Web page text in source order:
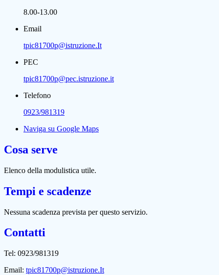
8.00-13.00
Email
tpic81700p@istruzione.It
PEC
tpic81700p@pec.istruzione.it
Telefono
0923/981319
Naviga su Google Maps
Cosa serve
Elenco della modulistica utile.
Tempi e scadenze
Nessuna scadenza prevista per questo servizio.
Contatti
Tel: 0923/981319
Email: tpic81700p@istruzione.It